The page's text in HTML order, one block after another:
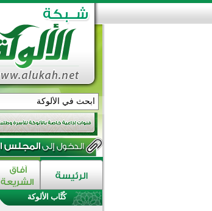
كُتَّاب الألوكة
اختتام الدورة التاسعة لمسابقة حفظ